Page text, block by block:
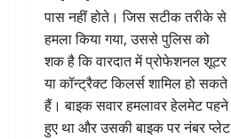
पास नहीं होते। जिस सटीक तरीके से
हमला किया गया, उससे पुलिस को
शक है कि वारदात में प्रोफेशनल शूटर
या कॉन्ट्रैक्ट किलर्स शामिल हो सकते
हैं। बाइक सवार हमलावर हेलमेट पहने
हुए था और उसकी बाइक पर नंबर प्लेट